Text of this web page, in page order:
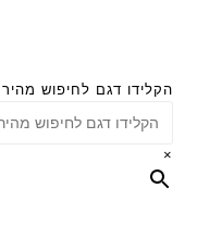
הקלידו דגם לחיפוש מהיר
×